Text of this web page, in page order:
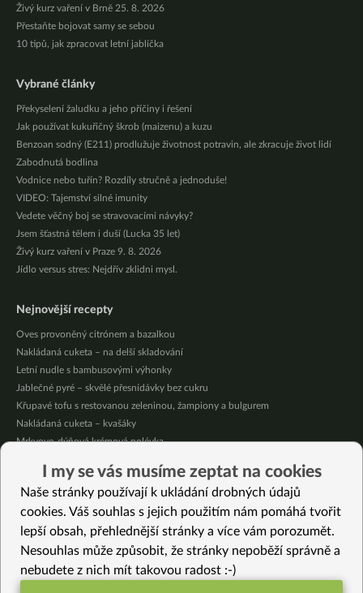
Živý kurz vaření v Brně 25. 8. 2026
Přestaňte bojovat samy se sebou
10 tipů, jak zpracovat letní jablíčka
Vybrané články
Překyselení žaludku a jeho příčiny i řešení
Jak používat kukuřičný škrob (maizenu) a kuzu
Benzoan sodný (E211) prodlužuje životnost potravin, ale zkracuje život lidí
Zabodnutá bodlina
Vodnice nebo tuřín? Rozdíly stručně a jednoduše!
VIDEO: Tajemství silné imunity
Vedete věčný boj se stravovacími návyky?
Jsem šťastná tělem i duší (Lucka 35 let)
Živý kurz vaření v Praze 9. 8. 2026
Jídlo versus stres: Nejdřív zklidni mysl.
Nejnovější recepty
Oves provoněný citrónem a bazalkou
Nakládaná cuketa – na delší skladování
Letní nudle s bambusovými výhonky
Jablečné pyré – skvělé přesnídávky bez cukru
Křupavé tofu s restovanou zeleninou, žampiony a bulgurem
Nakládaná cuketa – kvašáky
Mrkvovo-dýňová krémová polévka
Osvěžující čaj s citronovými bylinkami
Nepečený jablečný dort s rybízem
Vybrané recepty
Lahodná dýňovo-řepová polévka
Kořeněný sýr (bez laktózy)
I my se vás musíme zeptat na cookies
Naše stránky používají k ukládání drobných údajů
cookies. Váš souhlas s jejich použitím nám pomáhá tvořit
lepší obsah, přehlednější stránky a více vám porozumět.
Nesouhlas může způsobit, že stránky nepoběží správně a
nebudete z nich mít takovou radost :-)